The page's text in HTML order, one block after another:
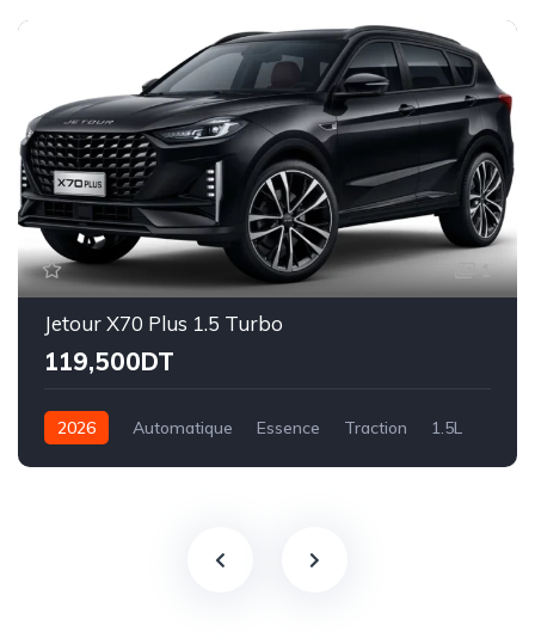
1
Jetour X70 Plus 1.5 Turbo
119,500DT
2026 Automatique Essence Traction 1.5L